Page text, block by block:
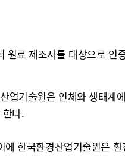
료 제조사를 대상으로 인
기술원은 인체와 생태
다.
한국환경산업기술원은